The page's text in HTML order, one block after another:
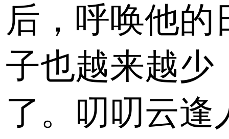
后，呼唤他的
子也越来越少
了。叨叨云逢